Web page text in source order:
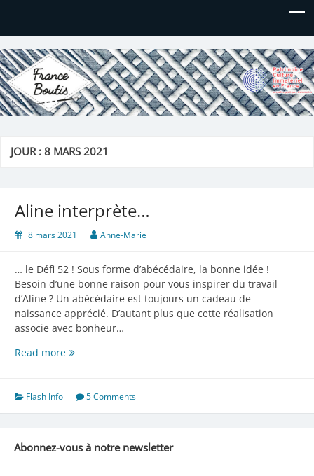
France Boutis
Le site de France Boutis
JOUR :8 MARS 2021
Aline interprète…
8 mars 2021 Anne-Marie
… le Défi 52 ! Sous forme d’abécédaire, la bonne idée !
Besoin d’une bonne raison pour vous inspirer du travail
d’Aline ? Un abécédaire est toujours un cadeau de
naissance apprécié. D’autant plus que cette réalisation
associe avec bonheur…
Read moreAline
Flash Info 5 Comments
Abonnez-vous à notre newsletter